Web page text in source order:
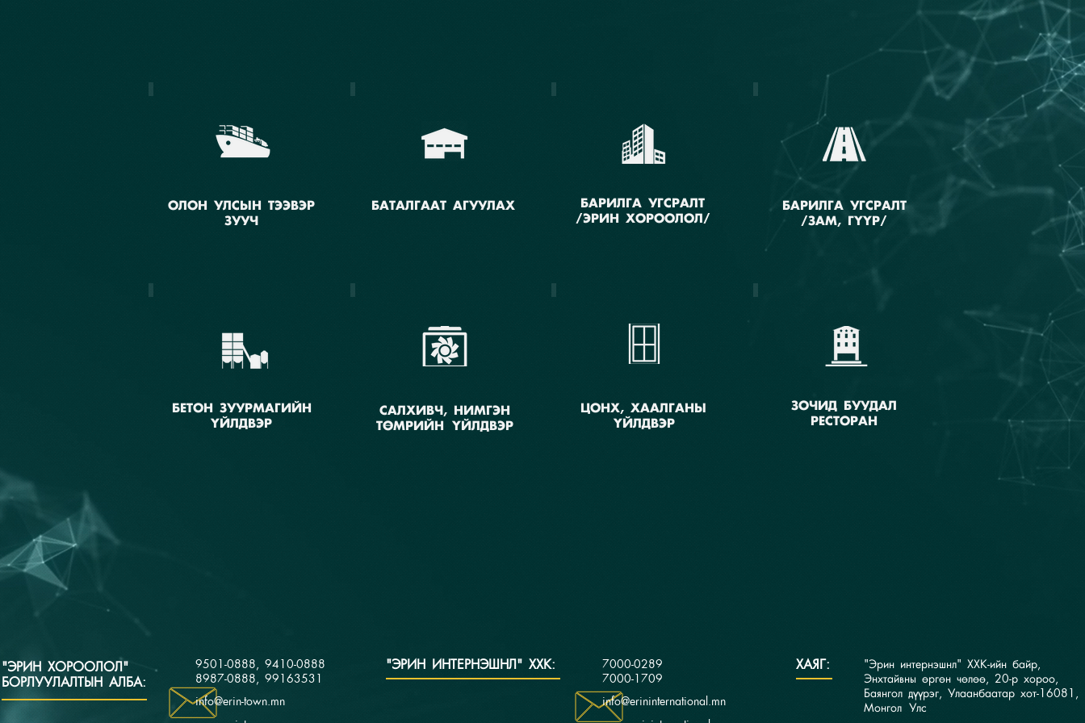
БАТАЛГААТ АГУУЛАХ
ОЛОН УЛСЫН ТЭЭВЭР
ЗУУЧ
БЕТОН ЗУУРМАГИЙН
ҮЙЛДВЭР
ЗОЧИД БУУДАЛ
РЕСТОРАН
БАРИЛГА УГСРАЛТ
/ЗАМ, ГҮҮР/
БАРИЛГА УГСРАЛТ
/ЭРИН ХОРООЛОЛ/
САЛХИВЧ, НИМГЭН
ТӨМРИЙН ҮЙЛДВЭР
ЦОНХ, ХААЛГАНЫ
ҮЙЛДВЭР
"ЭРИН ХОРООЛОЛ"
БОРЛУУЛАЛТЫН АЛБА:
9501-0888, 9410-0888
8987-0888, 99163531
info@erin-town.mn
"ЭРИН ИНТЕРНЭШНЛ" ХХК:
7000-0289
7000-1709
info@erininternational.mn
ХАЯГ:
"Эрин интернэшнл" ХХК-ийн байр,
Энхтайвны өргөн чөлөө, 20-р хороо,
Баянгол дүүрэг, Улаанбаатар хот-16081,
Монгол Улс